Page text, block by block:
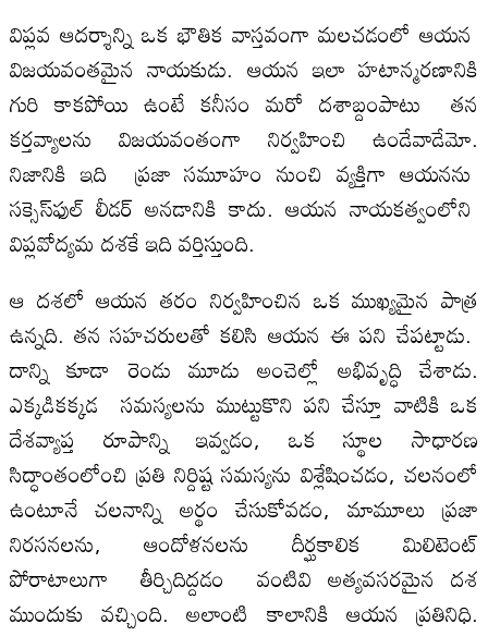
విప్ల‌వ ఆద‌ర్శాన్ని ఒక భౌతిక వాస్త‌వంగా మ‌ల‌చ‌డంలో ఆయ‌న
విజ‌య‌వంత‌మైన నాయ‌కుడు. ఆయ‌న ఇలా హ‌టాన్మ‌ర‌ణానికి
గురి కాక‌పోయి ఉంటే క‌నీసం మ‌రో ద‌శాబ్దంపాటు త‌న
క‌ర్త‌వ్యాల‌ను విజ‌య‌వంతంగా నిర్వ‌హించి ఉండేవాడేమో.
నిజానికి ఇది ప్ర‌జా స‌మూహం నుంచి వ్య‌క్తిగా ఆయ‌నను
స‌క్సెస్‌ఫుల్ లీడ‌ర్ అన‌డానికి కాదు. ఆయ‌న నాయ‌క‌త్వంలోని
విప్ల‌వోద్య‌మ ద‌శ‌కే ఇది వ‌ర్తిస్తుంది.
ఆ ద‌శ‌లో ఆయ‌న తరం నిర్వహించిన ఒక ముఖ్యమైన పాత్ర
ఉన్నది. తన సహచరులతో కలిసి ఆయన ఈ ప‌ని చేప‌ట్టాడు.
దాన్ని కూడా రెండు మూడు అంచెల్లో అభివృద్ధి చేశాడు.
ఎక్కడికక్కడ సమస్యలను ముట్టుకొని పని చేస్తూ వాటికి ఒక
దేశవ్యాప్త రూపాన్ని ఇవ్వడం, ఒక స్థూల సాధారణ
సిద్ధాంతంలోంచి ప్రతి నిర్దిష్ట సమస్యను విశ్లేషించడం, చలనంలో
ఉంటూనే చలనాన్ని అర్థం చేసుకోవడం, మామూలు ప్ర‌జా
నిర‌స‌న‌ల‌ను, ఆందోళ‌న‌ల‌ను దీర్ఘ‌కాలిక మిలిటెంట్
పోరాటాలుగా తీర్చిదిద్ద‌డం వంటివి అత్యవసరమైన ద‌శ
ముందుకు వ‌చ్చింది. అలాంటి కాలానికి ఆయన ప్రతినిధి.